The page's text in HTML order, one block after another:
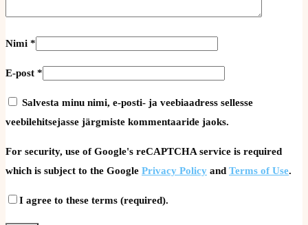
Nimi *
E-post *
Salvesta minu nimi, e-posti- ja veebiaadress sellesse
veebilehitsejasse järgmiste kommentaaride jaoks.
For security, use of Google's reCAPTCHA service is required
which is subject to the Google Privacy Policy and Terms of Use.
I agree to these terms (required).